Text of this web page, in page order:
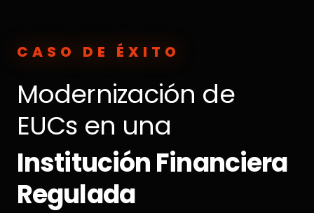
CASO DE ÉXITO
Modernización de
EUCs en una
Institución Financiera
Regulada